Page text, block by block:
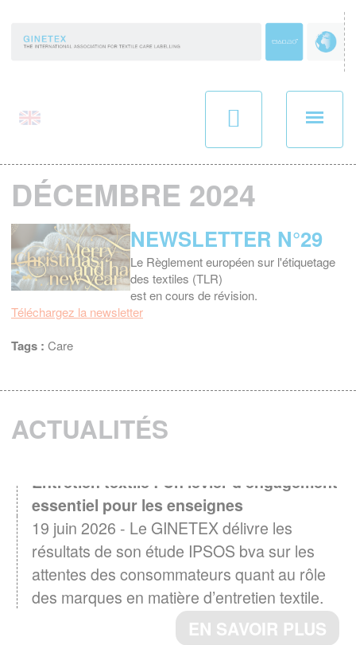
DÉCEMBRE 2024
NEWSLETTER N°29
Le Règlement européen sur l'étiquetage
des textiles (TLR)
est en cours de révision.
Téléchargez la newsletter
Tags : Care
ACTUALITÉS
essentiel pour les enseignes
19 juin 2026 - Le GINETEX délivre les
résultats de son étude IPSOS bva sur les
attentes des consommateurs quant au rôle
des marques en matière d’entretien textile.
EN SAVOIR PLUS